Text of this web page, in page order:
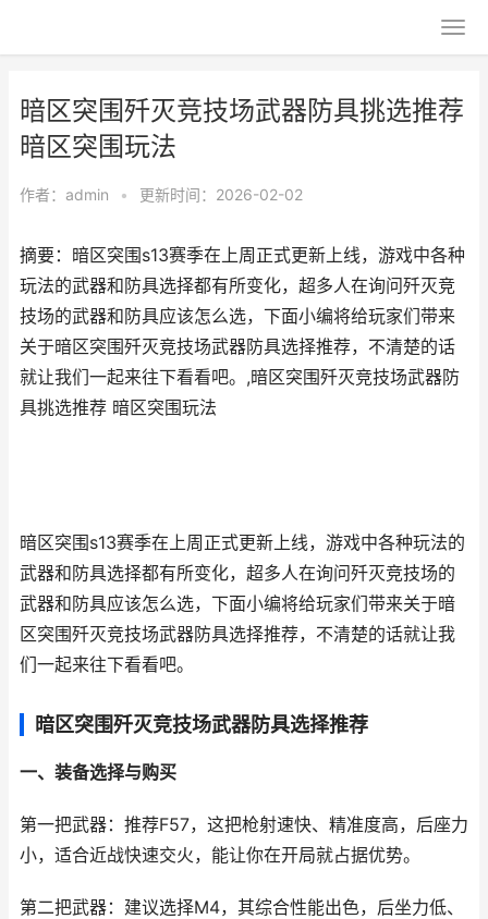
暗区突围歼灭竞技场武器防具挑选推荐
暗区突围玩法
作者： admin • 更新时间：2026-02-02
摘要：暗区突围s13赛季在上周正式更新上线，游戏中各种
玩法的武器和防具选择都有所变化，超多人在询问歼灭竞
技场的武器和防具应该怎么选，下面小编将给玩家们带来
关于暗区突围歼灭竞技场武器防具选择推荐，不清楚的话
就让我们一起来往下看看吧。,暗区突围歼灭竞技场武器防
具挑选推荐 暗区突围玩法
暗区突围s13赛季在上周正式更新上线，游戏中各种玩法的
武器和防具选择都有所变化，超多人在询问歼灭竞技场的
武器和防具应该怎么选，下面小编将给玩家们带来关于暗
区突围歼灭竞技场武器防具选择推荐，不清楚的话就让我
们一起来往下看看吧。
暗区突围歼灭竞技场武器防具选择推荐
一、装备选择与购买
第一把武器：推荐F57，这把枪射速快、精准度高，后座力
小，适合近战快速交火，能让你在开局就占据优势。
第二把武器：建议选择M4，其综合性能出色，后坐力低、